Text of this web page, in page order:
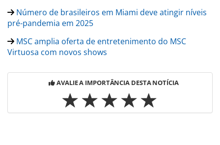
Número de brasileiros em Miami deve atingir níveis
pré-pandemia em 2025
MSC amplia oferta de entretenimento do MSC
Virtuosa com novos shows
AVALIE A IMPORTÂNCIA DESTA NOTÍCIA